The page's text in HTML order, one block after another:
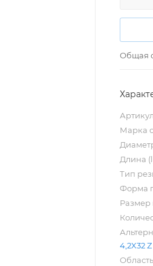
Общая
Артикул
Марка
Длина
Тип
Форма
Размер
4,2X32 Z